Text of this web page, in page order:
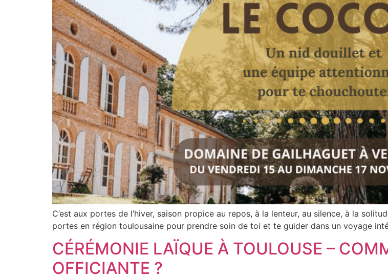
C’est aux portes de l’hiver, saison propice au repos, à la lenteur, au silence, à la
portes en région toulousaine pour prendre soin de toi et te guider dans un voyage
CÉRÉMONIE LAÏQUE À TOULOUSE –
OFFICIANTE ?